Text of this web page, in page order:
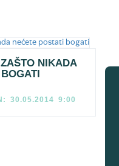
NIKADA
30.05.2014 9:00